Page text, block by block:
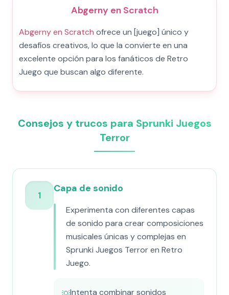
Abgerny en Scratch
Abgerny en Scratch ofrece un [juego] único y
desafíos creativos, lo que la convierte en una
excelente opción para los fanáticos de Retro
Juego que buscan algo diferente.
Consejos y trucos para Sprunki Juegos
Terror
1
Capa de sonido
Experimenta con diferentes capas
de sonido para crear composiciones
musicales únicas y complejas en
Sprunki Juegos Terror en Retro
Juego.
Intenta combinar sonidos